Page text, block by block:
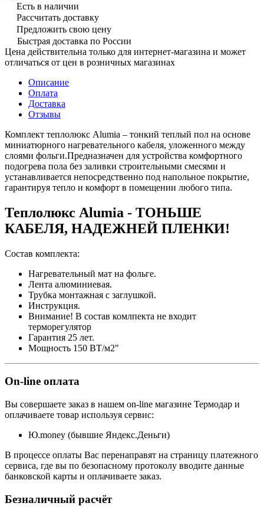
Есть в наличии
Рассчитать доставку
Предложить свою цену
Быстрая доставка по России
Цена действительна только для интернет-магазина и может
отличаться от цен в розничных магазинах
Описание
Оплата
Доставка
Отзывы
Комплект теплолюкс Alumia – тонкий теплый пол на основе
миниатюрного нагревательного кабеля, уложенного между
слоями фольги.Предназначен для устройства комфортного
подогрева пола без заливки строительными смесями и
устанавливается непосредственно под напольное покрытие,
гарантируя тепло и комфорт в помещении любого типа.
Теплолюкс Alumia - ТОНЬШЕ
КАБЕЛЯ, НАДЕЖНЕЙ ПЛЕНКИ!
Состав комплекта:
Нагревательный мат на фольге.
Лента алюминиевая.
Трубка монтажная с заглушкой.
Инструкция.
Внимание! В состав комлпекта не входит
терморегулятор
Гарантия 25 лет.
Мощность 150 ВТ/м2"
On-line оплата
Вы совершаете заказ в нашем on-line магазине Термодар и
оплачиваете товар используя сервис:
Ю.money (бывшие Яндекс.Деньги)
В процессе оплаты Вас перенаправят на страницу платежного
сервиса, где вы по безопасному протоколу вводите данные
банковской карты и оплачиваете заказ.
Безналичный расчёт